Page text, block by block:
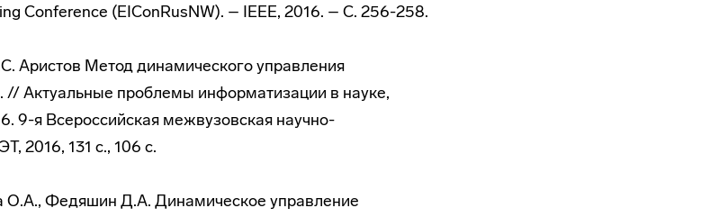
Conference (EIConRusNW). – IEEE, 2016. – С. 256-258.
Аристов Метод динамического управления
// Актуальные проблемы информатизации в науке,
9-я Всероссийская межвузовская научно-
2016, 131 с., 106 с.
О.А., Федяшин Д.А. Динамическое управление